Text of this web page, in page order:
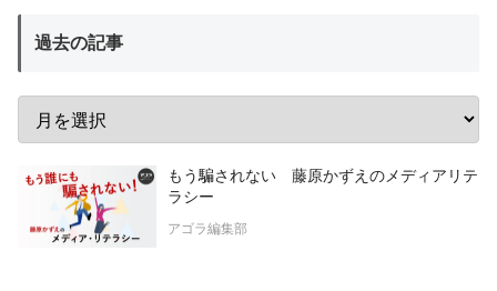
過去の記事
もう騙されない 藤原かずえのメディアリテ
ラシー
アゴラ編集部